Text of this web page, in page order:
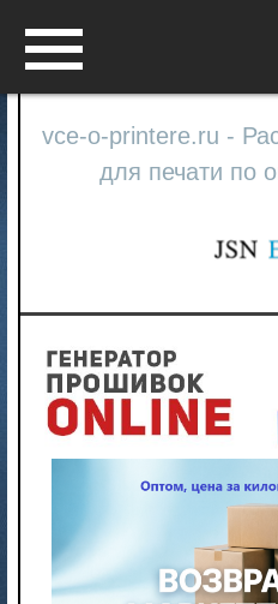
vce-o-printere.ru -
для печати по